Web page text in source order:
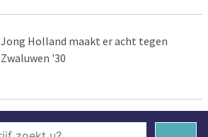
Jong Holland maakt er acht tegen
Zwaluwen '30